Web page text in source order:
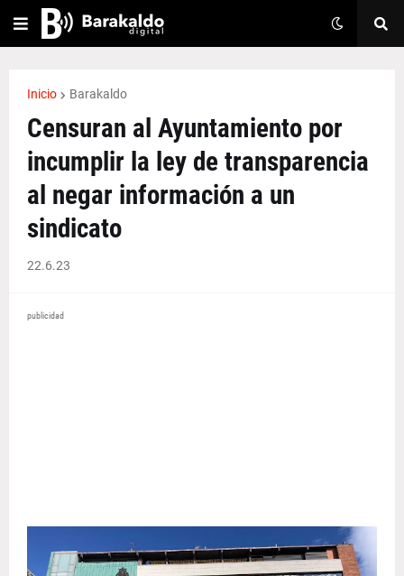
Inicio Barakaldo
Censuran al Ayuntamiento por
incumplir la ley de transparencia
al negar información a un
sindicato
22.6.23
publicidad